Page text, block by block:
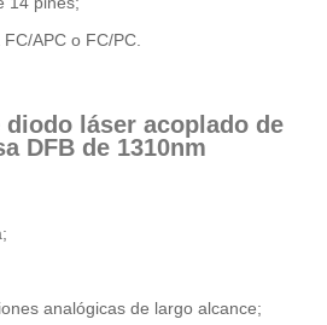
APC o FC/PC.
láser acoplado de
DFB de 1310nm
analógicas de largo alcance;